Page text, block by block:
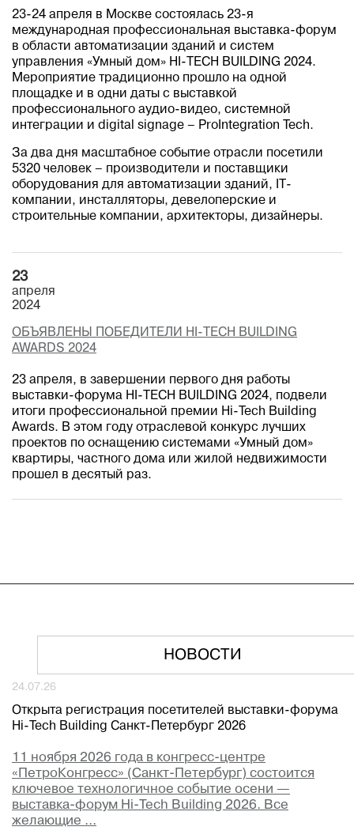
23-24 апреля в Москве состоялась 23-я
международная профессиональная выставка-форум
в области автоматизации зданий и систем
управления «Умный дом» HI-TECH BUILDING 2024.
Мероприятие традиционно прошло на одной
площадке и в одни даты с выставкой
профессионального аудио-видео, системной
интеграции и digital signage – ProIntegration Tech.
За два дня масштабное событие отрасли посетили
5320 человек – производители и поставщики
оборудования для автоматизации зданий, IT-
компании, инсталляторы, девелоперские и
строительные компании, архитекторы, дизайнеры.
23
апреля
2024
ОБЪЯВЛЕНЫ ПОБЕДИТЕЛИ HI-TECH BUILDING
AWARDS 2024
23 апреля, в завершении первого дня работы
выставки-форума HI-TECH BUILDING 2024, подвели
итоги профессиональной премии Hi-Tech Building
Awards. В этом году отраслевой конкурс лучших
проектов по оснащению системами «Умный дом»
квартиры, частного дома или жилой недвижимости
прошел в десятый раз.
НОВОСТИ
24.07.26
Открыта регистрация посетителей выставки-форума
Hi-Tech Building Санкт-Петербург 2026
11 ноября 2026 года в конгресс-центре
«ПетроКонгресс» (Санкт-Петербург) состоится
ключевое технологичное событие осени —
выставка-форум Hi-Tech Building 2026. Все
желающие ...